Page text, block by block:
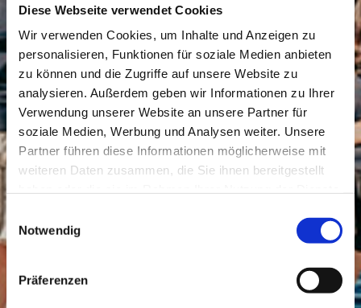
Diese Webseite verwendet Cookies
Wir verwenden Cookies, um Inhalte und Anzeigen zu
personalisieren, Funktionen für soziale Medien anbieten
zu können und die Zugriffe auf unsere Website zu
analysieren. Außerdem geben wir Informationen zu Ihrer
Verwendung unserer Website an unsere Partner für
soziale Medien, Werbung und Analysen weiter. Unsere
Partner führen diese Informationen möglicherweise mit
weiteren Daten zusammen, die Sie ihnen bereitgestellt
Einwilligungsauswahl
Notwendig
Präferenzen